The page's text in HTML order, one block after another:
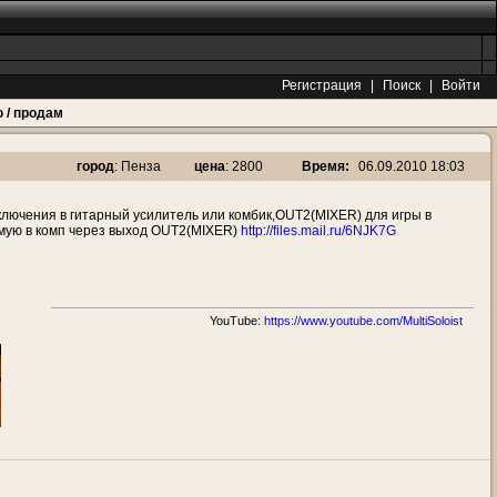
Регистрация Поиск
Войти
/ продам
город: Пенза цена: 2800 Время: 06.09.2010 18:03
в гитарный усилитель или комбик,OUT2(MIXER) для игры в
в комп через выход OUT2(MIXER) http://files.mail.ru/6NJK7G
YouTube: https://www.youtube.com/MultiSoloist